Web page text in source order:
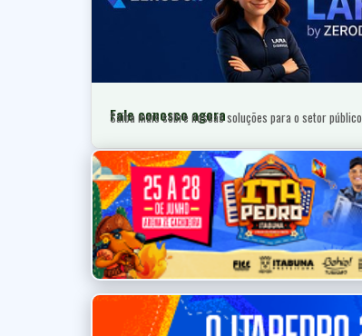
Fale conosco agora
Saiba mais sobre nossas soluções para o setor público